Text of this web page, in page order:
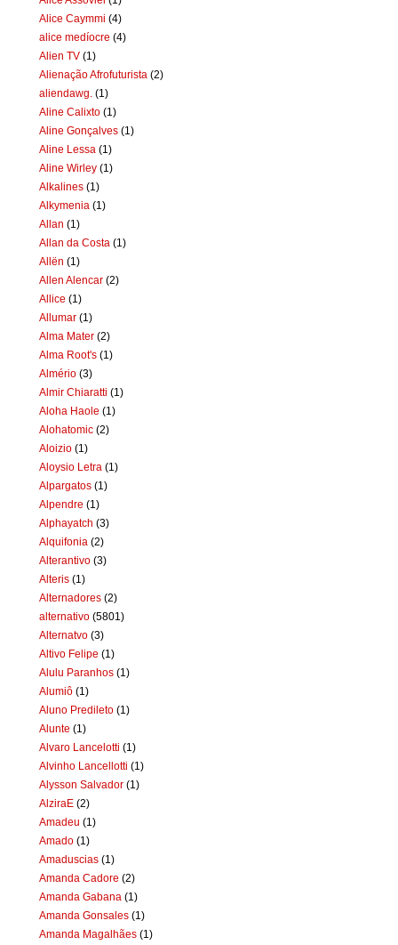
Alice Caymmi (4)
alice medíocre (4)
Alien TV (1)
Alienação Afrofuturista (2)
aliendawg. (1)
Aline Calixto (1)
Aline Gonçalves (1)
Aline Lessa (1)
Aline Wirley (1)
Alkalines (1)
Alkymenia (1)
Allan (1)
Allan da Costa (1)
Allën (1)
Allen Alencar (2)
Allice (1)
Allumar (1)
Alma Mater (2)
Alma Root's (1)
Almério (3)
Almir Chiaratti (1)
Aloha Haole (1)
Alohatomic (2)
Aloizio (1)
Aloysio Letra (1)
Alpargatos (1)
Alpendre (1)
Alphayatch (3)
Alquifonia (2)
Alterantivo (3)
Alteris (1)
Alternadores (2)
alternativo (5801)
Alternatvo (3)
Altivo Felipe (1)
Alulu Paranhos (1)
Alumiô (1)
Aluno Predileto (1)
Alunte (1)
Alvaro Lancelotti (1)
Alvinho Lancellotti (1)
Alysson Salvador (1)
AlziraE (2)
Amadeu (1)
Amado (1)
Amaduscias (1)
Amanda Cadore (2)
Amanda Gabana (1)
Amanda Gonsales (1)
Amanda Magalhães (1)